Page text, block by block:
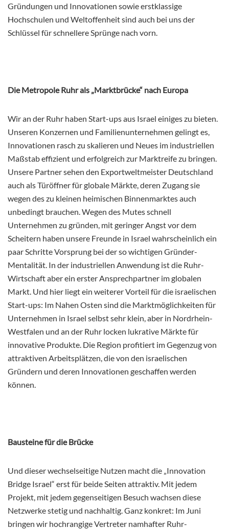
Gründungen und Innovationen sowie erstklassige
Hochschulen und Weltoffenheit sind auch bei uns der
Schlüssel für schnellere Sprünge nach vorn.
Die Metropole Ruhr als „Marktbrücke“ nach Europa
Wir an der Ruhr haben Start-ups aus Israel einiges zu bieten.
Unseren Konzernen und Familienunternehmen gelingt es,
Innovationen rasch zu skalieren und Neues im industriellen
Maßstab effizient und erfolgreich zur Marktreife zu bringen.
Unsere Partner sehen den Exportweltmeister Deutschland
auch als Türöffner für globale Märkte, deren Zugang sie
wegen des zu kleinen heimischen Binnenmarktes auch
unbedingt brauchen. Wegen des Mutes schnell
Unternehmen zu gründen, mit geringer Angst vor dem
Scheitern haben unsere Freunde in Israel wahrscheinlich ein
paar Schritte Vorsprung bei der so wichtigen Gründer-
Mentalität. In der industriellen Anwendung ist die Ruhr-
Wirtschaft aber ein erster Ansprechpartner im globalen
Markt. Und hier liegt ein weiterer Vorteil für die israelischen
Start-ups: Im Nahen Osten sind die Marktmöglichkeiten für
Unternehmen in Israel selbst sehr klein, aber in Nordrhein-
Westfalen und an der Ruhr locken lukrative Märkte für
innovative Produkte. Die Region profitiert im Gegenzug von
attraktiven Arbeitsplätzen, die von den israelischen
Gründern und deren Innovationen geschaffen werden
können.
Bausteine für die Brücke
Und dieser wechselseitige Nutzen macht die „Innovation
Bridge Israel“ erst für beide Seiten attraktiv. Mit jedem
Projekt, mit jedem gegenseitigen Besuch wachsen diese
Netzwerke stetig und nachhaltig. Ganz konkret: Im Juni
bringen wir hochrangige Vertreter namhafter Ruhr-